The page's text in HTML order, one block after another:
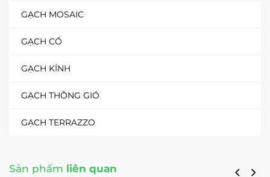
GẠCH MOSAIC
GẠCH CỔ
GẠCH KÍNH
GẠCH THÔNG GIÓ
GẠCH TERRAZZO
Sản phẩm liên quan